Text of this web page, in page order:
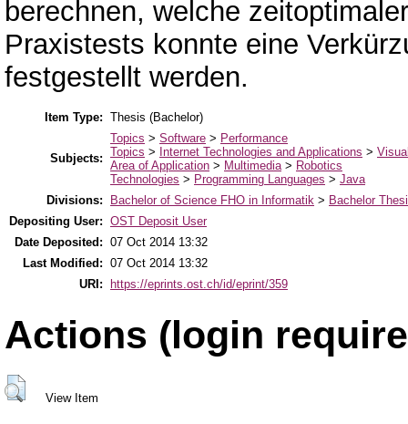
berechnen, welche
Praxistests konnte eine
festgestellt werden.
Item Type: Thesis (Bachelor)
Subjects:
Topics > Software > Performance
Topics > Internet Technologies and Applications >
Area of Application > Multimedia > Robotics
Technologies > Programming Languages > Java
Divisions:
Bachelor of Science FHO in Informatik > Bachelor
Depositing User: OST Deposit User
Date Deposited: 07 Oct 2014 13:32
Last Modified: 07 Oct 2014 13:32
URI:
https://eprints.ost.ch/id/eprint/359
Actions (login
View Item